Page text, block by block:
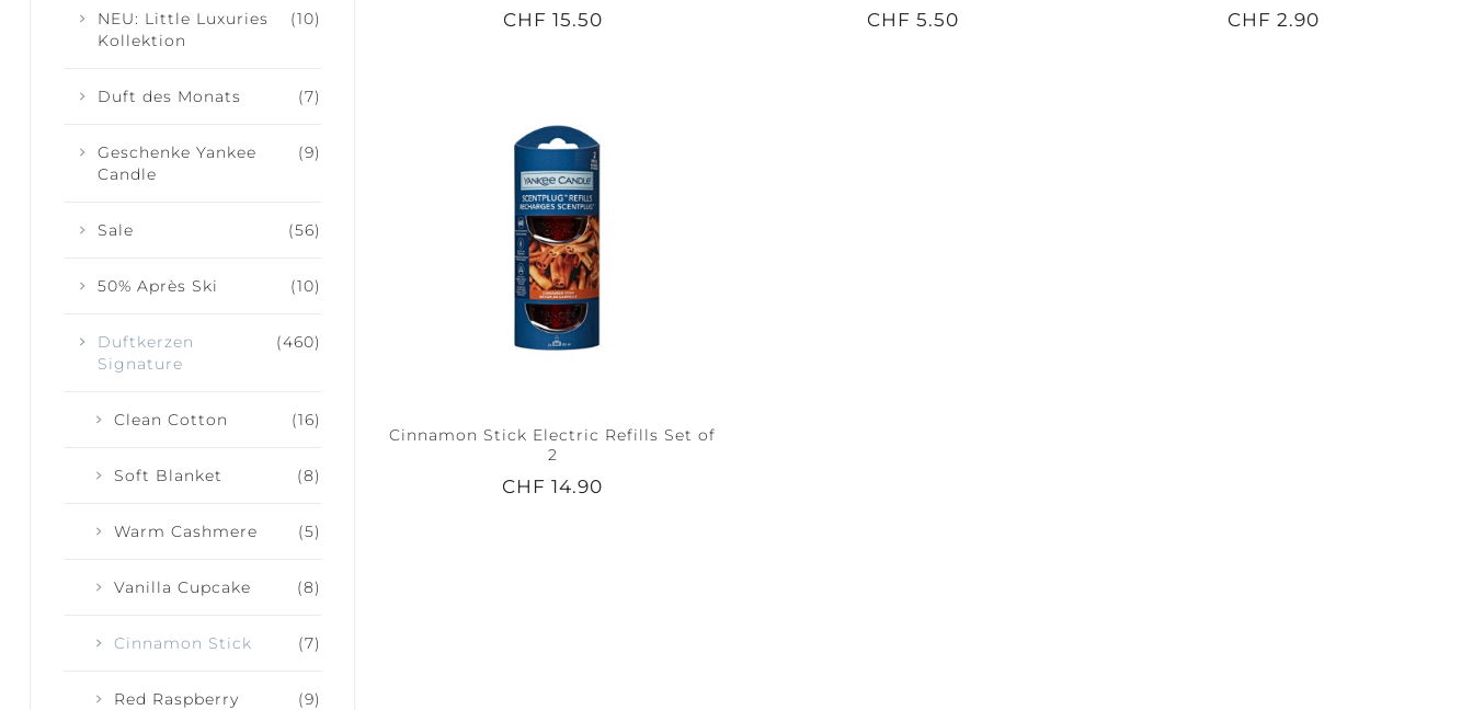
CHF 15.50 CHF 5.50 CHF 2.90
Cinnamon Stick Electric Refills Set of
2
CHF 14.90
(10)
NEU: Little Luxuries
Kollektion
(7)
Duft des Monats
(9)
Geschenke Yankee
Candle
(56)
Sale
(10)
50% Après Ski
(460)
Duftkerzen
Signature
(16)
Clean Cotton
(8)
Soft Blanket
(5)
Warm Cashmere
(8)
Vanilla Cupcake
(7)
Cinnamon Stick
(9)
Red Raspberry